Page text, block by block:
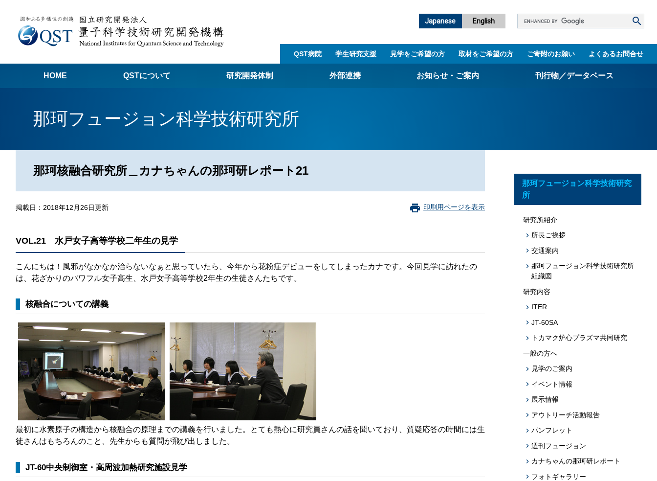
Japanese English
Google
ス
QST病院 学生研究支援​ 見学をご希望の方 取材をご希望の方 ご寄附のお願い よくあるお問合せ
HOME QSTについて
情報公開請求手続について
規程集
利益相反マネジメント規程
附帯決議等をふまえた総務省通知に基づく情報公開
動物実験に関する情報
研究開発体制
関西光量子科学研究所
量子医科学研究所
QST革新プロジェクト
本部
外部連携 お知らせ・ご案内 刊行物／データベース
技術シーズ集／知財マップ
プログラム・データベース成果物一覧
那珂フュージョン科学技術研究所
那珂核融合研究所＿カナちゃんの那珂研レポート21
掲載日：2018年12月26日更新 印刷用ページを表示
VOL.21 水戸女子高等学校二年生の見学
こんにちは！風邪がなかなか治らないなぁと思っていたら、今年から花粉症デビューをしてしまったカナです。今回見学に訪れたの
は、花ざかりのパワフル女子高生、水戸女子高等学校2年生の生徒さんたちです。
核融合についての講義
最初に水素原子の構造から核融合の原理までの講義を行いました。とても熱心に研究員さんの話を聞いており、質疑応答の時間には生
徒さんはもちろんのこと、先生からも質問が飛び出しました。
JT-60中央制御室・高周波加熱研究施設見学
那珂フュージョン科学技術研究
所
研究所紹介
所長ご挨拶
交通案内
那珂フュージョン科学技術研究所
組織図
研究内容
ITER
JT-60SA
トカマク炉心プラズマ共同研究
一般の方へ
見学のご案内
イベント情報
展示情報
アウトリーチ活動報告
パンフレット
週刊フュージョン
カナちゃんの那珂研レポート
フォトギャラリー